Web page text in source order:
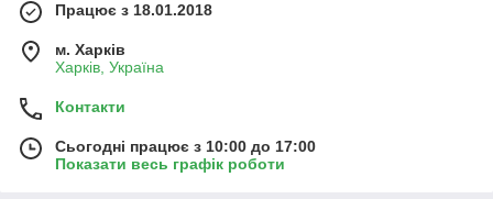
Працює з 18.01.2018
м. Харків
Харків, Україна
Контакти
Сьогодні працює з 10:00 до 17:00
Показати весь графік роботи